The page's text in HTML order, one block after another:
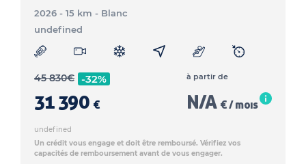
2026 - 15 km - Blanc
undefined
45 830€ -32%
31 390 €
à partir de
N/A € / mois
undefined
Un crédit vous engage et doit être remboursé. Vérifiez vos
capacités de remboursement avant de vous engager.